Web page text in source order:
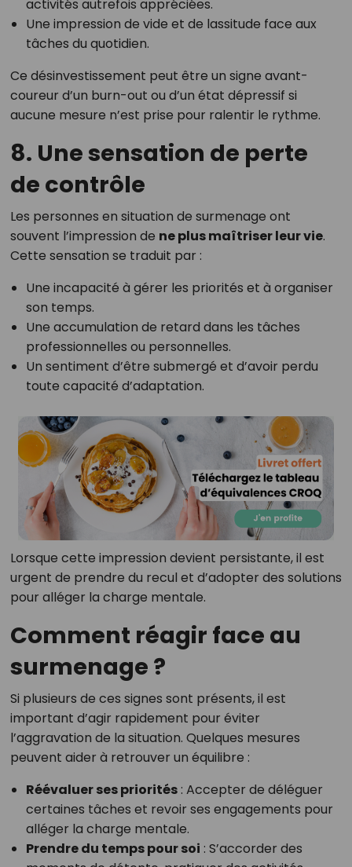
activités autrefois appréciées.
Une impression de vide et de lassitude face aux
tâches du quotidien.
Ce désinvestissement peut être un signe avant-
coureur d’un burn-out ou d’un état dépressif si
aucune mesure n’est prise pour ralentir le rythme.
8. Une sensation de perte
de contrôle
Les personnes en situation de surmenage ont
souvent l’impression de ne plus maîtriser leur vie.
Cette sensation se traduit par :
Une incapacité à gérer les priorités et à organiser
son temps.
Une accumulation de retard dans les tâches
professionnelles ou personnelles.
Un sentiment d’être submergé et d’avoir perdu
toute capacité d’adaptation.
Lorsque cette impression devient persistante, il est
urgent de prendre du recul et d’adopter des solutions
pour alléger la charge mentale.
Comment réagir face au
surmenage ?
Si plusieurs de ces signes sont présents, il est
important d’agir rapidement pour éviter
l’aggravation de la situation. Quelques mesures
peuvent aider à retrouver un équilibre :
Réévaluer ses priorités: Accepter de déléguer
certaines tâches et revoir ses engagements pour
alléger la charge mentale.
Prendre du temps pour soi : S’accorder des